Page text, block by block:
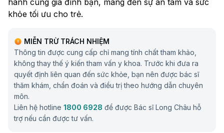
hành cùng gia đình bạn, mang đến sự an tâm và sức
khỏe tối ưu cho trẻ.
MIỄN TRỪ TRÁCH NHIỆM
Thông tin được cung cấp chỉ mang tính chất tham khảo,
không thay thế ý kiến tham vấn y khoa. Trước khi đưa ra
quyết định liên quan đến sức khỏe, bạn nên được bác sĩ
thăm khám, chẩn đoán và điều trị theo hướng dẫn chuyên
môn.
Liên hệ hotline 1800 6928 để được Bác sĩ Long Châu hỗ
trợ nếu cần được tư vấn.